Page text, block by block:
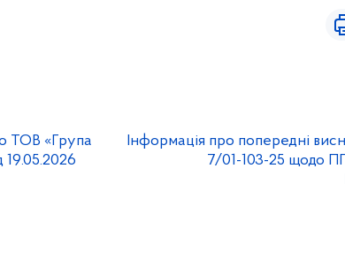
ТОВ «Група
Інформація про попередні
7/01-103-25 щодо